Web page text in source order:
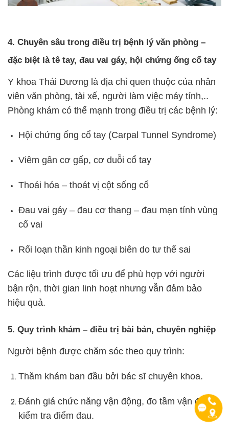
4. Chuyên sâu trong điều trị bệnh lý văn phòng –
đặc biệt là tê tay, đau vai gáy, hội chứng ống cổ tay
Y khoa Thái Dương là địa chỉ quen thuộc của nhân
viên văn phòng, tài xế, người làm việc máy tính,..
Phòng khám có thế mạnh trong điều trị các bệnh lý:
Hội chứng ống cổ tay (Carpal Tunnel Syndrome)
Viêm gân cơ gấp, cơ duỗi cổ tay
Thoái hóa – thoát vị cột sống cổ
Đau vai gáy – đau cơ thang – đau mạn tính vùng
cổ vai
Rối loạn thần kinh ngoại biên do tư thế sai
Các liệu trình được tối ưu để phù hợp với người
bận rộn, thời gian linh hoạt nhưng vẫn đảm bảo
hiệu quả.
5. Quy trình khám – điều trị bài bản, chuyên nghiệp
Người bệnh được chăm sóc theo quy trình:
Thăm khám ban đầu bởi bác sĩ chuyên khoa.
Đánh giá chức năng vận động, đo tầm vận động,
kiểm tra điểm đau.